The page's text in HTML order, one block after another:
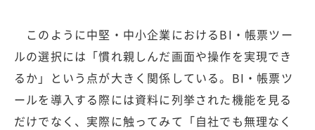
このように中堅・中小企業におけるBI・帳票ツー
ルの選択には「慣れ親しんだ画面や操作を実現でき
るか」という点が大きく関係している。BI・帳票ツ
ールを導入する際には資料に列挙された機能を見る
だけでなく、実際に触ってみて「自社でも無理なく